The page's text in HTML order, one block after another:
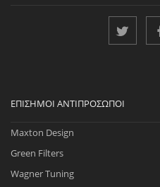
ΕΠΊΣΗΜΟΙ ΑΝΤΙΠΡΌΣΩΠΟΙ
Maxton Design
Green Filters
Wagner Tuning